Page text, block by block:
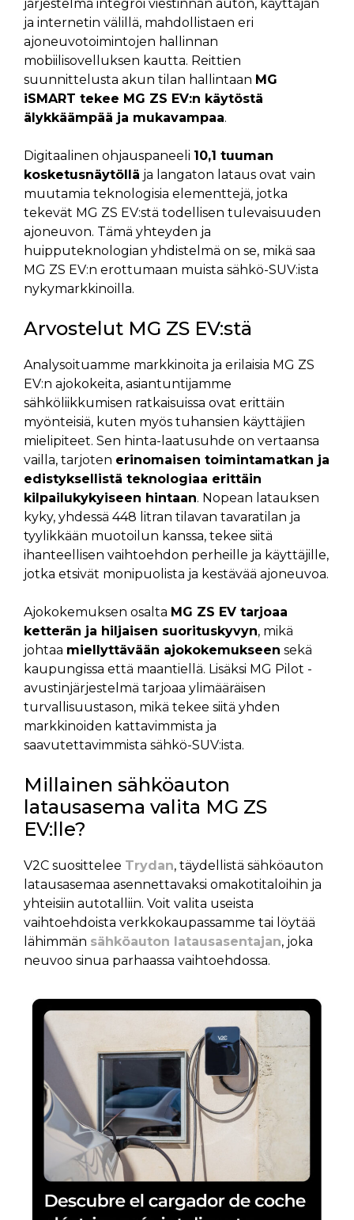
järjestelmä integroi viestinnän auton, käyttäjän
ja internetin välillä, mahdollistaen eri
ajoneuvotoimintojen hallinnan
mobiilisovelluksen kautta. Reittien
suunnittelusta akun tilan hallintaan MG
iSMART tekee MG ZS EV:n käytöstä
älykkäämpää ja mukavampaa.
Digitaalinen ohjauspaneeli 10,1 tuuman
kosketusnäytöllä ja langaton lataus ovat vain
muutamia teknologisia elementtejä, jotka
tekevät MG ZS EV:stä todellisen tulevaisuuden
ajoneuvon. Tämä yhteyden ja
huipputeknologian yhdistelmä on se, mikä saa
MG ZS EV:n erottumaan muista sähkö-SUV:ista
nykymarkkinoilla.
Arvostelut MG ZS EV:stä
Analysoituamme markkinoita ja erilaisia MG ZS
EV:n ajokokeita, asiantuntijamme
sähköliikkumisen ratkaisuissa ovat erittäin
myönteisiä, kuten myös tuhansien käyttäjien
mielipiteet. Sen hinta-laatusuhde on vertaansa
vailla, tarjoten erinomaisen toimintamatkan ja
edistyksellistä teknologiaa erittäin
kilpailukykyiseen hintaan. Nopean latauksen
kyky, yhdessä 448 litran tilavan tavaratilan ja
tyylikkään muotoilun kanssa, tekee siitä
ihanteellisen vaihtoehdon perheille ja käyttäjille,
jotka etsivät monipuolista ja kestävää ajoneuvoa.
Ajokokemuksen osalta MG ZS EV tarjoaa
ketterän ja hiljaisen suorituskyvyn, mikä
johtaa miellyttävään ajokokemukseen sekä
kaupungissa että maantiellä. Lisäksi MG Pilot -
avustinjärjestelmä tarjoaa ylimääräisen
turvallisuustason, mikä tekee siitä yhden
markkinoiden kattavimmista ja
saavutettavimmista sähkö-SUV:ista.
Millainen sähköauton
latausasema valita MG ZS
EV:lle?
V2C suosittelee Trydan, täydellistä sähköauton
latausasemaa asennettavaksi omakotitaloihin ja
yhteisiin autotalliin. Voit valita useista
vaihtoehdoista verkkokaupassamme tai löytää
lähimmän sähköauton latausasentajan, joka
neuvoo sinua parhaassa vaihtoehdossa.